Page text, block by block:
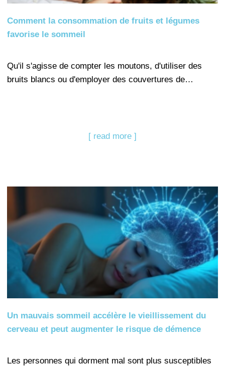
Comment la consommation de fruits et légumes
favorise le sommeil
Qu'il s'agisse de compter les moutons, d'utiliser des
bruits blancs ou d'employer des couvertures de…
[ read more ]
Un mauvais sommeil accélère le vieillissement du
cerveau et peut augmenter le risque de démence
Les personnes qui dorment mal sont plus susceptibles